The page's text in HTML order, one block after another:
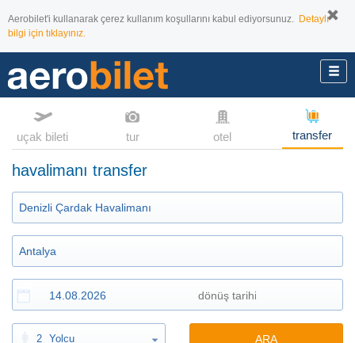
Aerobilet'i kullanarak çerez kullanım koşullarını kabul ediyorsunuz. Detaylı
bilgi için tıklayınız.
uçak bileti tur otel transfer
havalimanı transfer
2 Yolcu ARA